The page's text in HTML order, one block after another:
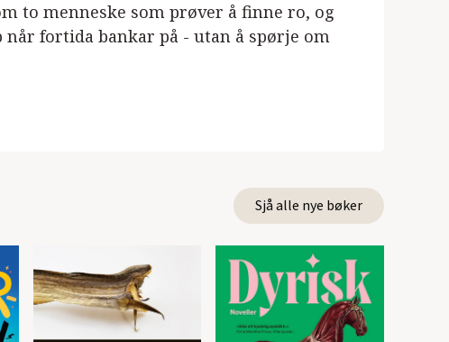
to menneske som prøver å finne ro, og
når fortida bankar på - utan å spørje om
Sjå alle nye bøker